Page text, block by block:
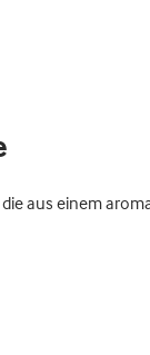
aus einem